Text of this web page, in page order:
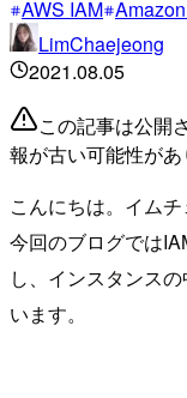
AWS IAM
LimChaejeong
2021.08.05
この記事は公開
報が古い可能性があ
こんにちは。イムチ
今回のブログでは
し、インスタンス
います。